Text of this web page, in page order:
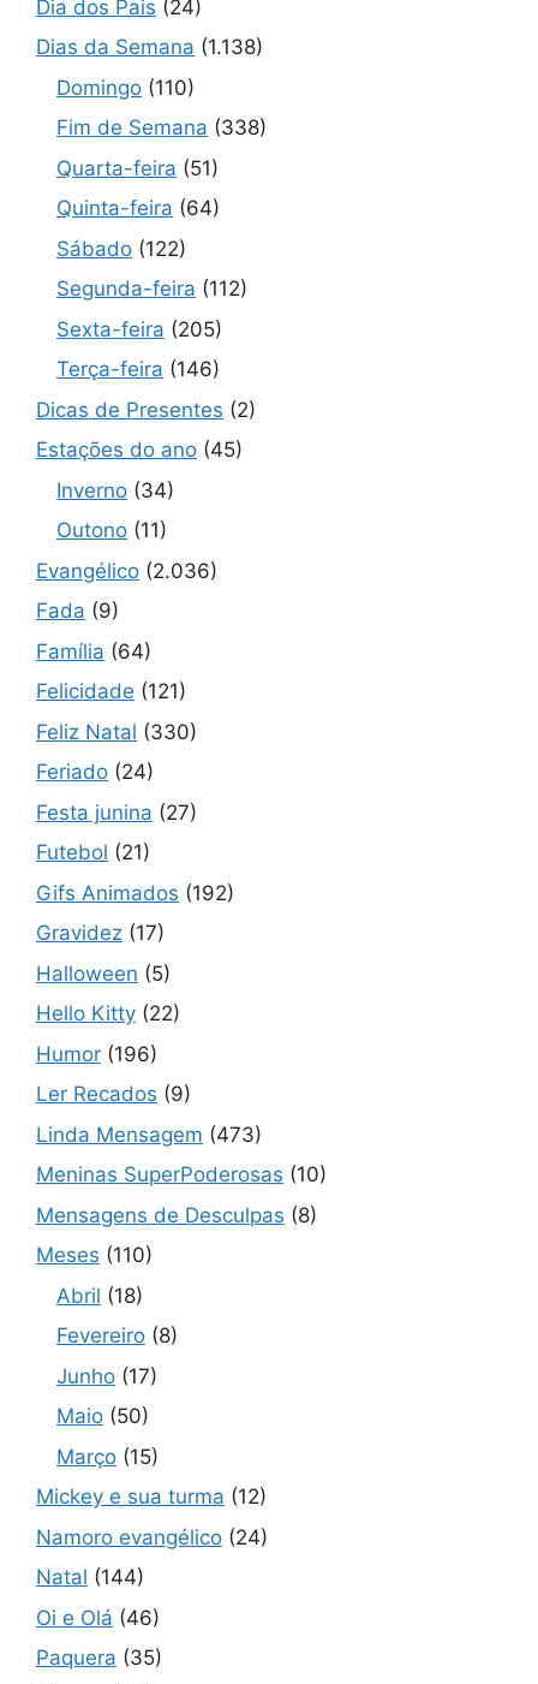
Dia dos Pais (24)
Dias da Semana (1.138)
Domingo (110)
Fim de Semana (338)
Quarta-feira (51)
Quinta-feira (64)
Sábado (122)
Segunda-feira (112)
Sexta-feira (205)
Terça-feira (146)
Dicas de Presentes (2)
Estações do ano (45)
Inverno (34)
Outono (11)
Evangélico (2.036)
Fada (9)
Família (64)
Felicidade (121)
Feliz Natal (330)
Feriado (24)
Festa junina (27)
Futebol (21)
Gifs Animados (192)
Gravidez (17)
Halloween (5)
Hello Kitty (22)
Humor (196)
Ler Recados (9)
Linda Mensagem (473)
Meninas SuperPoderosas (10)
Mensagens de Desculpas (8)
Meses (110)
Abril (18)
Fevereiro (8)
Junho (17)
Maio (50)
Março (15)
Mickey e sua turma (12)
Namoro evangélico (24)
Natal (144)
Oi e Olá (46)
Paquera (35)